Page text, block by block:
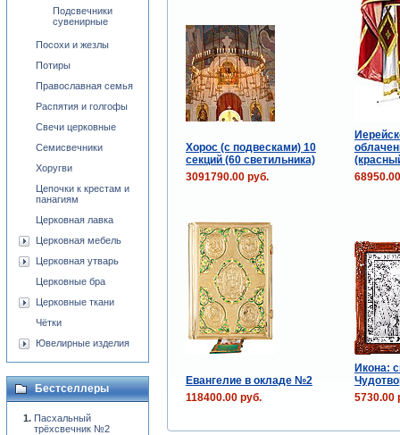
Хорос (с подвесками) 10
секций (60 светильника)
3091790.00 руб.
Евангелие в окладе №2
Икона:
118400.00 руб.
5730.00
Подсвечники
сувенирные
Посохи и жезлы
Потиры
Православная семья
Распятия и голгофы
Свечи церковные
Семисвечники
Хоругви
Цепочки к крестам и
панагиям
Церковная лавка
Церковная мебель
Церковная утварь
Церковные бра
Церковные ткани
Чётки
Ювелирные изделия
Бестселлеры
Пасхальный
трёхсвечник №2